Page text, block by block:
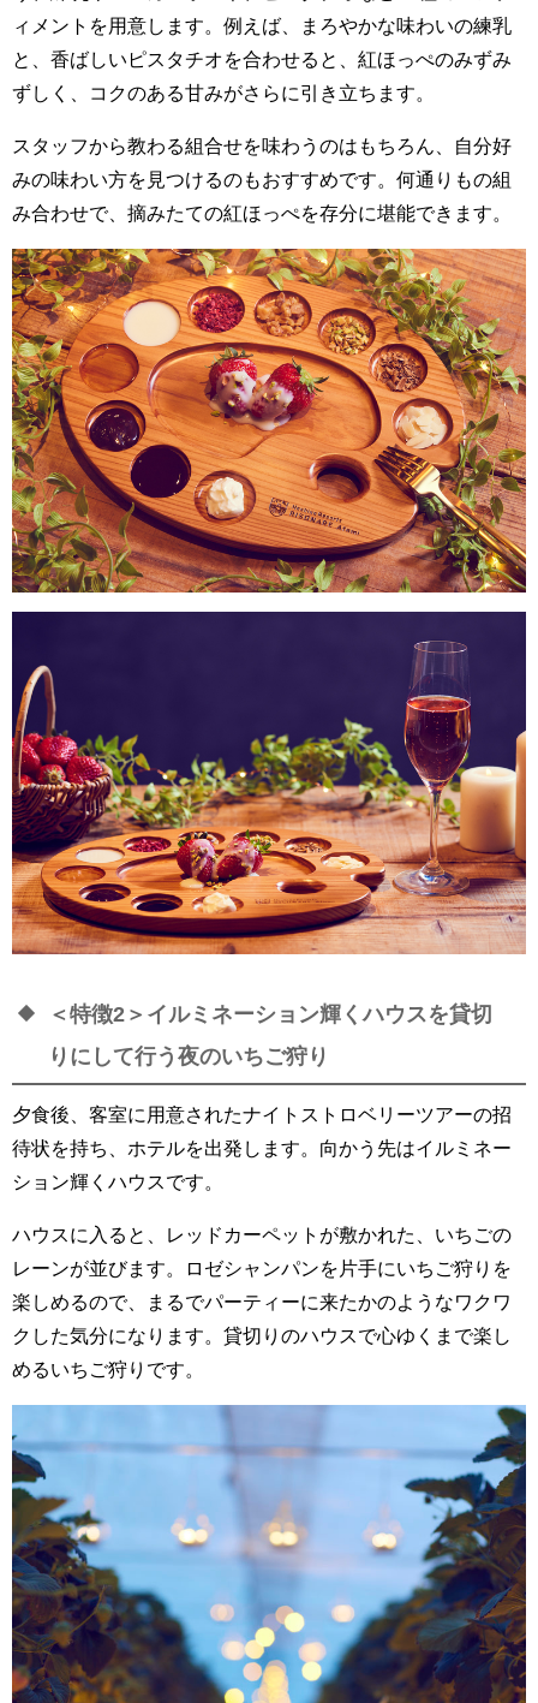
ィメントを用意します。例えば、まろやかな味わいの練乳
と、香ばしいピスタチオを合わせると、紅ほっぺのみずみ
ずしく、コクのある甘みがさらに引き立ちます。
スタッフから教わる組合せを味わうのはもちろん、自分好
みの味わい方を見つけるのもおすすめです。何通りもの組
み合わせで、摘みたての紅ほっぺを存分に堪能できます。
＜特徴2＞イルミネーション輝くハウスを貸切
りにして行う夜のいちご狩り
夕食後、客室に用意されたナイトストロベリーツアーの招
待状を持ち、ホテルを出発します。向かう先はイルミネー
ション輝くハウスです。
ハウスに入ると、レッドカーペットが敷かれた、いちごの
レーンが並びます。ロゼシャンパンを片手にいちご狩りを
楽しめるので、まるでパーティーに来たかのようなワクワ
クした気分になります。貸切りのハウスで心ゆくまで楽し
めるいちご狩りです。